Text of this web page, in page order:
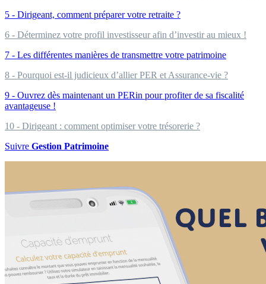
5 - Dirigeant, comment préparer votre retraite ?
6 - Déterminez votre profil investisseur afin d’investir au mieux !
7 - Les différentes manières de transmettre votre patrimoine
8 - Pourquoi est-il judicieux d’allier PER et Assurance-vie ?
9 - Ouvrez dès maintenant un PERin pour profiter de sa fiscalité
avantageuse !
10 - Dirigeant : comment optimiser votre trésorerie ?
Suivre Gestion Patrimoine